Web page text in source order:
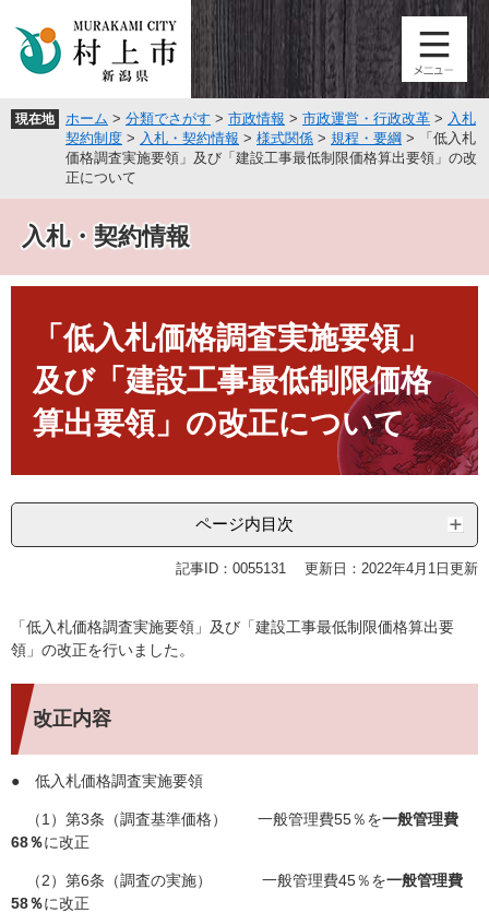
頭
飛現在地 ホーム > 分類でさがす > 市政情報 > 市政運営・行政改革 > 入札
契約制度 > 入札・契約情報 > 様式関係 > 規程・要綱 >
「低入札
価格調査実施要領」及び「建設工事最低制限価格算出要領」の改
正について
入札・契約情報
「低入札価格調査実施要領」
及び「建設工事最低制限価格
算出要領」の改正について
ページ内目次
記事ID：0055131 更新日：2022年4月1日更新
「低入札価格調査実施要領」及び「建設工事最低制限価格算出要
領」の改正を行いました。
改正内容
● 低入札価格調査実施要領
（1）第3条（調査基準価格） 一般管理費55％を一般管理費
68％に改正
（2）第6条（調査の実施） 一般管理費45％を一般管理費
58％に改正